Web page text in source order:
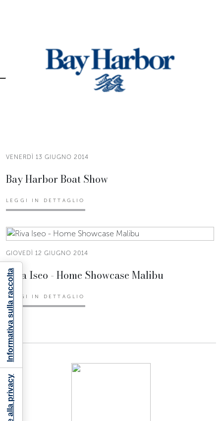
VENERDÌ 13 GIUGNO 2014
Bay Harbor Boat Show
LEGGI IN DETTAGLIO
GIOVEDÌ 12 GIUGNO 2014
Riva Iseo - Home Showcase Malibu
LEGGI IN DETTAGLIO
Informativa sulla raccolta